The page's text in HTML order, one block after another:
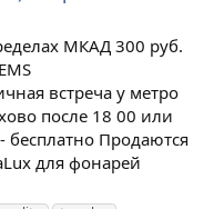
МКАД 300 руб.
встреча у метро
после 18 00 или
Продаются
для фонарей